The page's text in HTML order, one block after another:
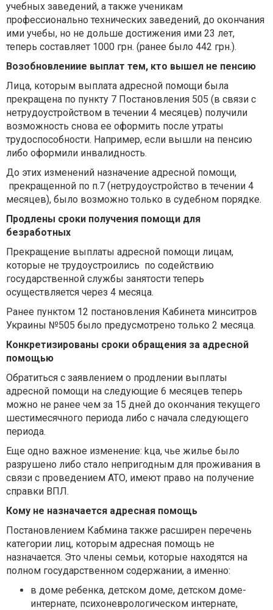
учебных заведений, а также ученикам
профессионально технических заведений, до окончания
ими учебы, но не дольше достижения ими 23 лет,
теперь составляет 1000 грн. (ранее было 442 грн.).
Возобновлениие выплат тем, кто вышел не пенсию
Лица, которым выплата адресной помощи была
прекращена по пункту 7 Постановления 505 (в связи с
нетрудоустройством в течении 4 месяцев) получили
возможность снова ее оформить после утраты
трудоспособности. Например, если вышли на пенсию
либо оформили инвалидность.
До этих изменений назначение адресной помощи,
прекращенной по п.7 (нетрудоустройство в течении 4
месяцев), было возможно только в судебном порядке.
Продлены сроки получения помощи для
безработных
Прекращение выплаты адресной помощи лицам,
которые не трудоустроились по содействию
государственной службы занятости теперь
осуществляется через 4 месяца.
Ранее пунктом 12 постановления Кабинета минситров
Украины №505 было предусмотрено только 2 месяца.
Конкретизированы сроки обращения за адресной
помощью
Обратиться с заявлением о продлении выплаты
адресной помощи на следующие 6 месяцев теперь
можно не ранее чем за 15 дней до окончания текущего
шестимесячного периода либо с начала следующего
периода.
Еще одно важное изменение: kца, чье жилье было
разрушено либо стало непригодным для проживания в
связи с проведением АТО, имеют право на получение
справки ВПЛ.
Кому не назначается адресная помощь
Постановлением Кабмина также расширен перечень
категории лиц, которым адресная помощь не
назначается. Это члены семьи, которые находятся на
полном государственном содержании, а именно:
в доме ребенка, детском доме, детском доме-
интернате, психоневрологическом интернате,